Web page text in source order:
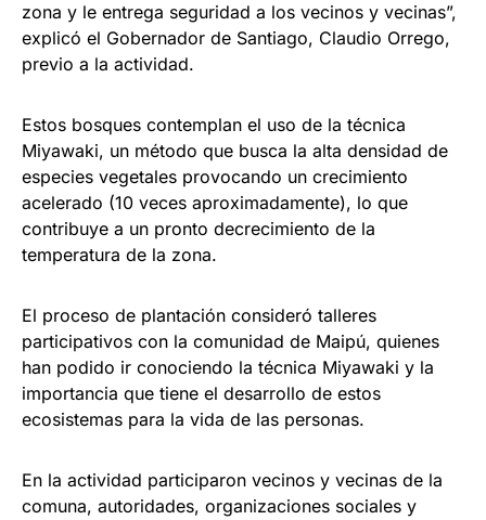
zona y le entrega seguridad a los vecinos y vecinas”,
explicó el Gobernador de Santiago, Claudio Orrego,
previo a la actividad.
Estos bosques contemplan el uso de la técnica
Miyawaki, un método que busca la alta densidad de
especies vegetales provocando un crecimiento
acelerado (10 veces aproximadamente), lo que
contribuye a un pronto decrecimiento de la
temperatura de la zona.
El proceso de plantación consideró talleres
participativos con la comunidad de Maipú, quienes
han podido ir conociendo la técnica Miyawaki y la
importancia que tiene el desarrollo de estos
ecosistemas para la vida de las personas.
En la actividad participaron vecinos y vecinas de la
comuna, autoridades, organizaciones sociales y